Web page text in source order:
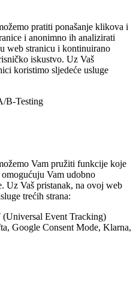
pratiti ponašanje klikova i
i anonimno ih analizirati
web stranicu i kontinuirano
iskustvo. Uz Vaš
koristimo sljedeće usluge
B-Testing
Vam pružiti funkcije koje
Vam udobno
Uz Vaš pristanak, na ovoj web
trećih strana:
Event Tracking)
Google Consent Mode, Klarna,